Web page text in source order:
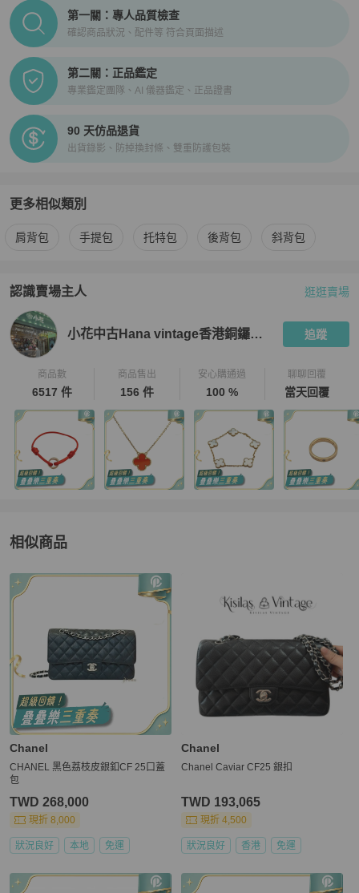
PopChill拍拍圈正品驗證、安心購檢驗流程介紹
第一關：專人品質檢查
確認商品狀況、配件等 符合頁面描述
第二關：正品鑑定
專業鑑定團隊、AI 儀器鑑定、正品證書
90 天仿品退貨
出貨錄影、防掉換封條、雙重防護包裝
更多相似類別
更多Chanel 女包相似商品推薦
肩背包 手提包 托特包 後背包 斜背包
認識賣場主人
PopChill 拍拍圈嚴選賣家 小花中古Hana vintage香港銅鑼灣店
逛逛賣場
小花中古Hana vintage香港銅鑼灣店 追蹤
商品數
6517 件
商品售出
156 件
安心購通過
100 %
聊聊回覆
當天回覆
相似商品
更多相似Chanel女包推薦精品
Chanel
CHANEL 黑色荔枝皮銀釦CF 25口蓋
包
TWD 268,000
現折 8,000
狀況良好 本地 免運
Chanel
Chanel Caviar CF25 銀扣
TWD 193,065
現折 4,500
狀況良好 香港 免運